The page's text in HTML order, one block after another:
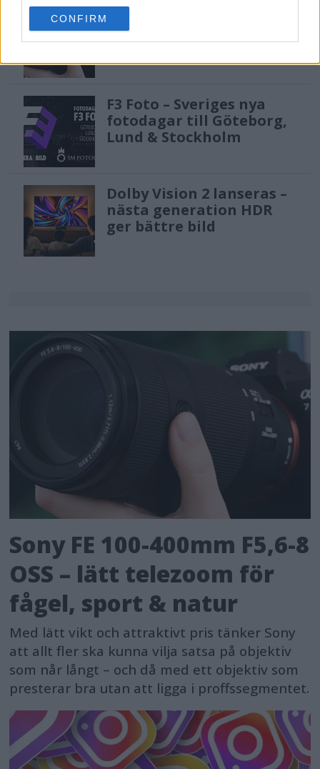
use your data for below specified purposes in below Google
consent section.
CONFIRM
OSS – lätt telezoom för
fågel, sport & natur
F3 Foto – Sveriges nya
fotodagar till Göteborg,
Lund & Stockholm
Dolby Vision 2 lanseras –
nästa generation HDR
ger bättre bild
Sony FE 100-400mm F5,6-8
OSS – lätt telezoom för
fågel, sport & natur
Med lätt vikt och attraktivt pris tänker Sony
att allt fler ska kunna vilja satsa på objektiv
som når långt – och då med ett objektiv som
presterar bra utan att ligga i proffssegmentet.